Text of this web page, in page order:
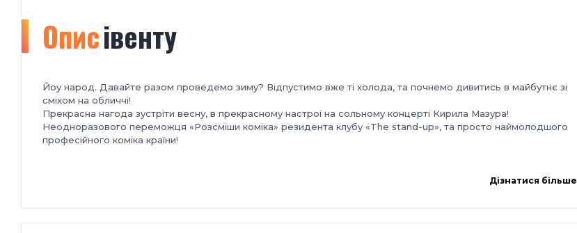
Описівенту
Йоу народ. Давайте разом проведемо зиму? Відпустимо вже ті холода, та почнемо дивитись в майбутнє зі
сміхом на обличчі!
Прекрасна нагода зустріти весну, в прекрасному настрої на сольному концерті Кирила Мазура!
Неодноразового переможця «Розсміши коміка» резидента клубу «The stand-up», та просто наймолодшого
професійного коміка країни!
Дізнатися більше